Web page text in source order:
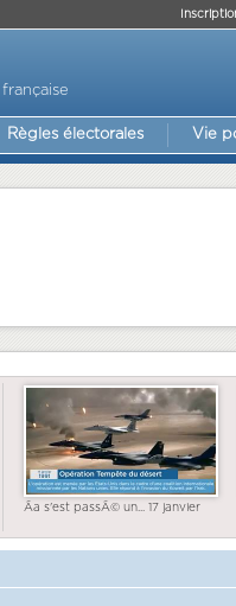
Règles électorales Vie
Ãa s'est passÃ© un... 17 janvier